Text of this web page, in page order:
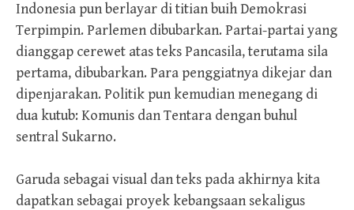
Indonesia pun berlayar di titian buih Demokrasi
Terpimpin. Parlemen dibubarkan. Partai-partai yang
dianggap cerewet atas teks Pancasila, terutama sila
pertama, dibubarkan. Para penggiatnya dikejar dan
dipenjarakan. Politik pun kemudian menegang di
dua kutub: Komunis dan Tentara dengan buhul
sentral Sukarno.
Garuda sebagai visual dan teks pada akhirnya kita
dapatkan sebagai proyek kebangsaan sekaligus